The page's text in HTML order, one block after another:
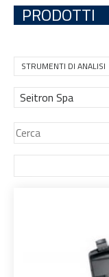
PRODOTTI
STRUMENTI DI ANALISI
Seitron Spa